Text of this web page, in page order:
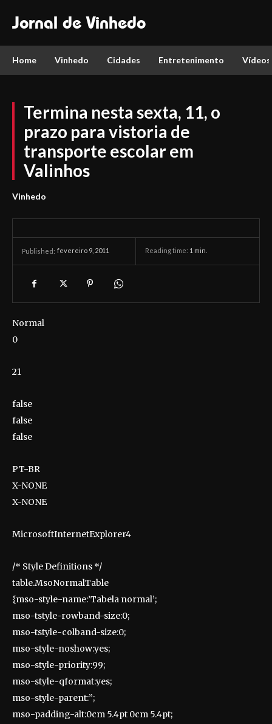
Jornal de Vinhedo
Home Vinhedo Cidades Entretenimento Vídeos
Termina nesta sexta, 11, o
prazo para vistoria de
transporte escolar em
Valinhos
Vinhedo
Published: fevereiro 9, 2011 Reading time: 1 min.
Normal
0
21
false
false
false
PT-BR
X-NONE
X-NONE
MicrosoftInternetExplorer4
/* Style Definitions */
table.MsoNormalTable
{mso-style-name:’Tabela normal’;
mso-tstyle-rowband-size:0;
mso-tstyle-colband-size:0;
mso-style-noshow:yes;
mso-style-priority:99;
mso-style-qformat:yes;
mso-style-parent:”;
mso-padding-alt:0cm 5.4pt 0cm 5.4pt;